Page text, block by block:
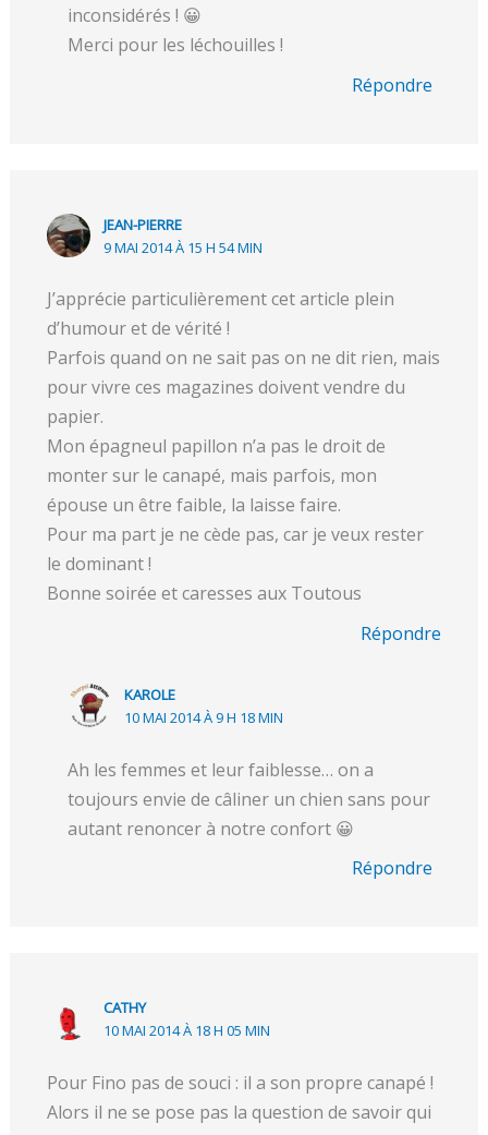
inconsidérés ! 😀
Merci pour les léchouilles !
Répondre
JEAN-PIERRE
9 MAI 2014 À 15 H 54 MIN
J’apprécie particulièrement cet article plein
d’humour et de vérité !
Parfois quand on ne sait pas on ne dit rien, mais
pour vivre ces magazines doivent vendre du
papier.
Mon épagneul papillon n’a pas le droit de
monter sur le canapé, mais parfois, mon
épouse un être faible, la laisse faire.
Pour ma part je ne cède pas, car je veux rester
le dominant !
Bonne soirée et caresses aux Toutous
Répondre
KAROLE
10 MAI 2014 À 9 H 18 MIN
Ah les femmes et leur faiblesse… on a
toujours envie de câliner un chien sans pour
autant renoncer à notre confort 😀
Répondre
CATHY
10 MAI 2014 À 18 H 05 MIN
Pour Fino pas de souci : il a son propre canapé !
Alors il ne se pose pas la question de savoir qui